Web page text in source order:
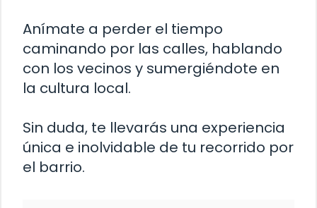
Anímate a perder el tiempo
caminando por las calles, hablando
con los vecinos y sumergiéndote en
la cultura local.
Sin duda, te llevarás una experiencia
única e inolvidable de tu recorrido por
el barrio.